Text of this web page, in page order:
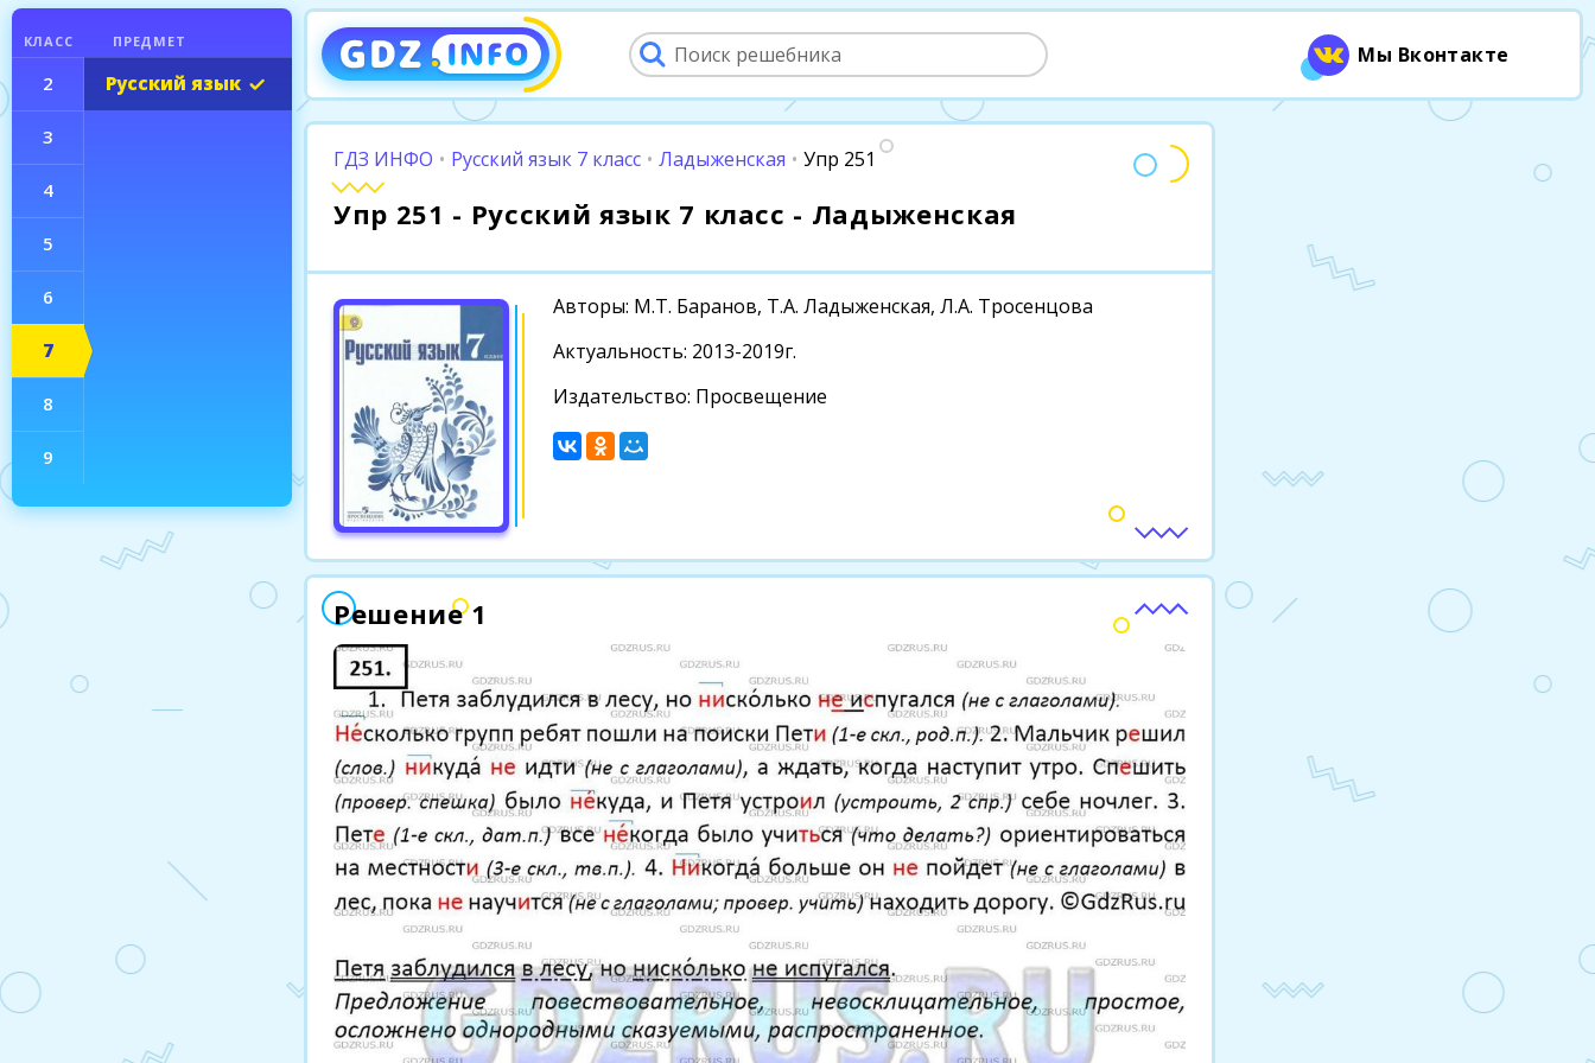
ГДЗ ИНФО • Русский язык 7 класс • Ладыженская • Упр 251
Упр 251 - Русский язык 7 класс - Ладыженская
Авторы: М.Т. Баранов, Т.А. Ладыженская, Л.А. Тросенцова
Актуальность: 2013-2019г.
Издательство: Просвещение
Решение 1
КЛАСС ПРЕДМЕТ
2
3
4
5
6
7
Русский язык
8
9
Мы Вконтакте